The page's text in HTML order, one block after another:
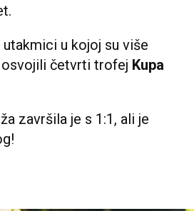
u kojoj su više
osvojili četvrti trofej Kupa
završila je s 1:1, ali je